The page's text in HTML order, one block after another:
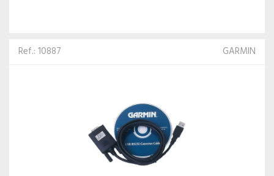
Ref.: 10887 GARMIN